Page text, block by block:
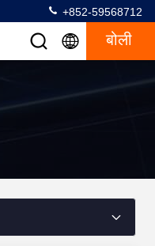
+852-59568712
बोली